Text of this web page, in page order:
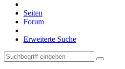
Seiten
Forum
Erweiterte Suche